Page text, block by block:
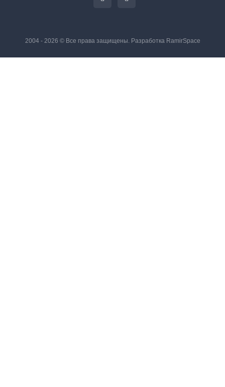
2004 - 2026 © Все права защищены. Разработка RamirSpace